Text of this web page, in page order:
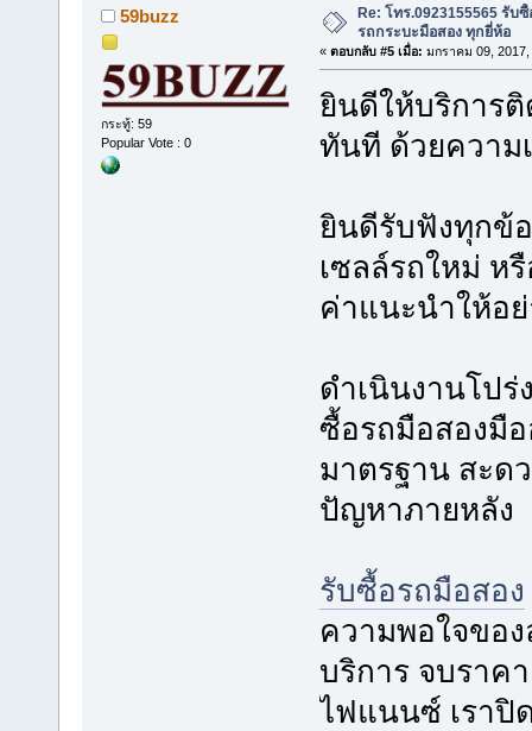
59buzz
กระทู้: 59
Popular Vote : 0
Re: โทร.0923155565 รับ
รถกระบะมือสอง ทุกยี่ห้อ
« ตอบกลับ #5 เมื่อ: มกราคม 09, 2017,
ยินดีให้บริการ
ทันที ด้วยความ
ยินดีรับฟังทุกข้
เซลล์รถใหม่ ห
ค่าแนะนำให้อ
ดำเนินงานโป
ซื้อรถมือสองมื
มาตรฐาน สะด
ปัญหาภายหลัง
รับซื้อรถมือสอง
ความพอใจของ
บริการ จบราค
ไฟแนนซ์ เราปิ